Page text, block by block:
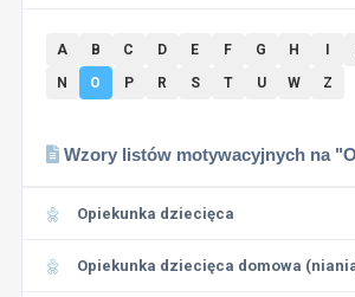
A B C D E F G H
N
O P R S T U W Z
Wzory listów motywacyjnych na
Opiekunka dziecięca
Opiekunka dziecięca domowa